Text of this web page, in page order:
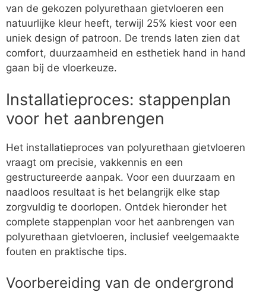
van de gekozen polyurethaan gietvloeren een
natuurlijke kleur heeft, terwijl 25% kiest voor een
uniek design of patroon. De trends laten zien dat
comfort, duurzaamheid en esthetiek hand in hand
gaan bij de vloerkeuze.
Installatieproces: stappenplan
voor het aanbrengen
Het installatieproces van polyurethaan gietvloeren
vraagt om precisie, vakkennis en een
gestructureerde aanpak. Voor een duurzaam en
naadloos resultaat is het belangrijk elke stap
zorgvuldig te doorlopen. Ontdek hieronder het
complete stappenplan voor het aanbrengen van
polyurethaan gietvloeren, inclusief veelgemaakte
fouten en praktische tips.
Voorbereiding van de ondergrond